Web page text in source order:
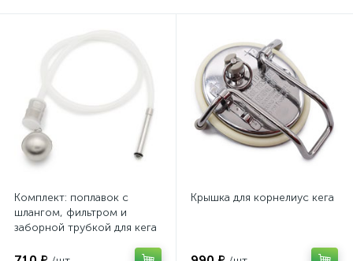
Комплект: поплавок с
шлангом, фильтром и
заборной трубкой для кега
Крышка для корнелиус кега